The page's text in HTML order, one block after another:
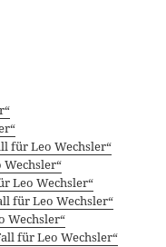
für Leo Wechsler“
Leo Wechsler“
für Leo Wechsler“
Wechsler“
für Leo Wechsler“